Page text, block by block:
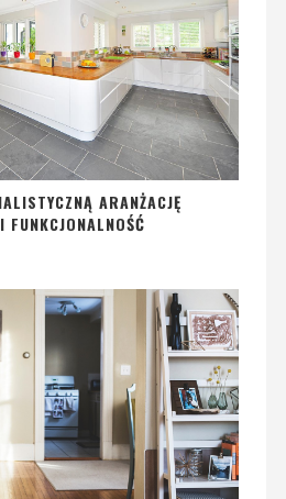
ARANŻACJĘ